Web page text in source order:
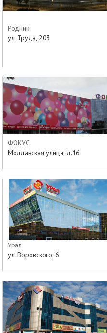
Родник
ул. Труда, 203
ФОКУС
Молдавская улица, д.16
Урал
ул. Воровского, 6